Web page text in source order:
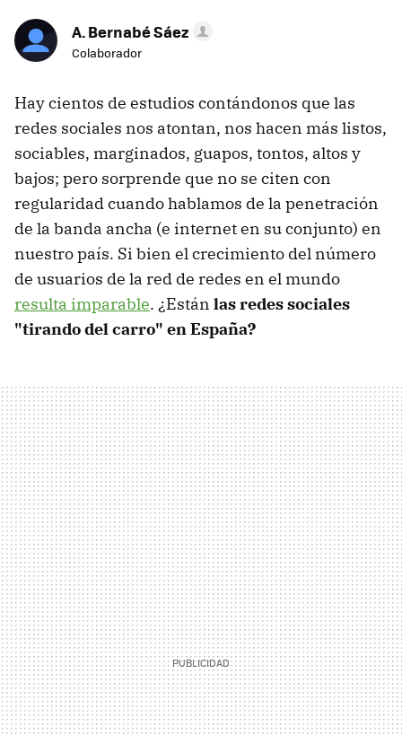
A. Bernabé Sáez
Colaborador
Hay cientos de estudios contándonos que las
redes sociales nos atontan, nos hacen más listos,
sociables, marginados, guapos, tontos, altos y
bajos; pero sorprende que no se citen con
regularidad cuando hablamos de la penetración
de la banda ancha (e internet en su conjunto) en
nuestro país. Si bien el crecimiento del número
de usuarios de la red de redes en el mundo
resulta imparable. ¿Están las redes sociales
"tirando del carro" en España?